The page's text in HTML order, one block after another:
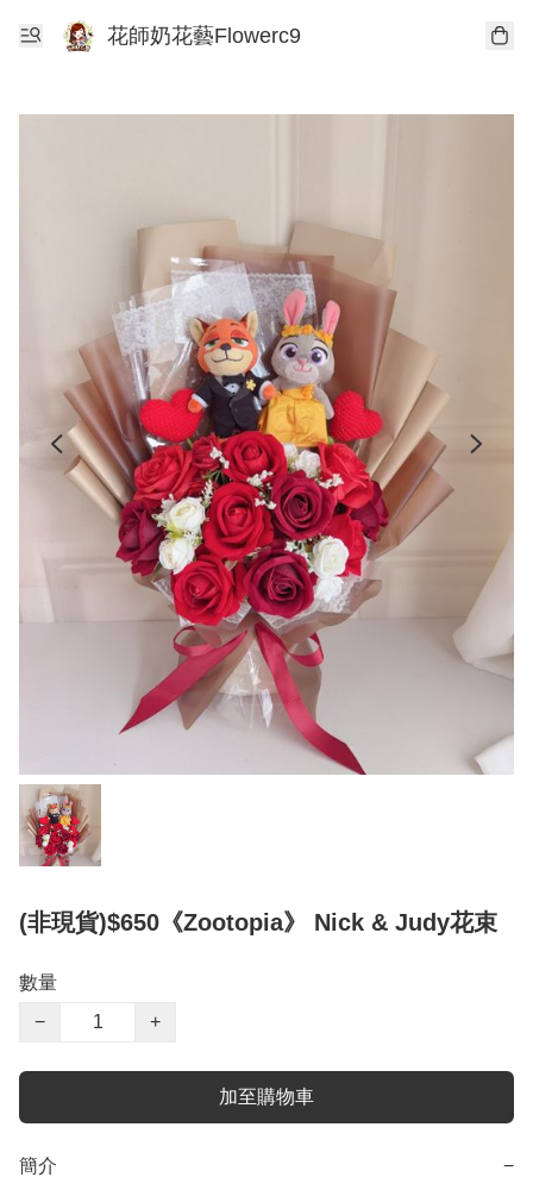
花師奶花藝Flowerc9
(非現貨)$650《Zootopia》 Nick & Judy花束
數量
−
+
加至購物車
簡介 −